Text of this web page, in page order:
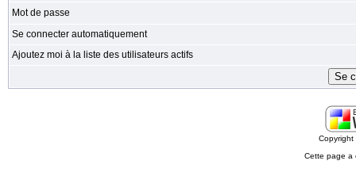
Mot de passe
Se connecter automatiquement
Ajoutez moi à la liste des utilisateurs actifs
Cette page a